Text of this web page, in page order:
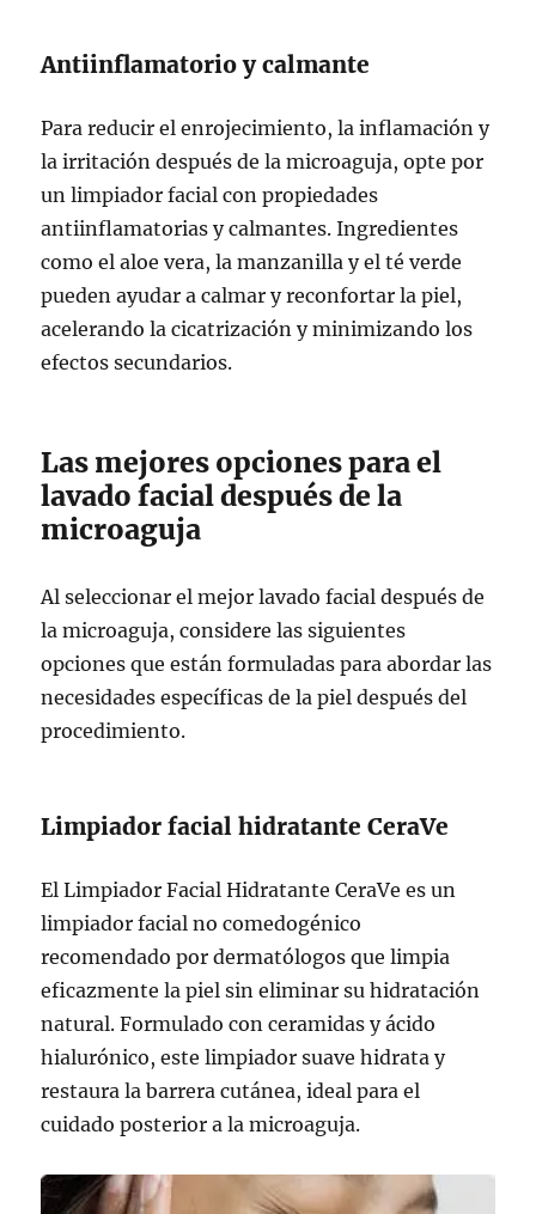
Antiinflamatorio y calmante
Para reducir el enrojecimiento, la inflamación y
la irritación después de la microaguja, opte por
un limpiador facial con propiedades
antiinflamatorias y calmantes. Ingredientes
como el aloe vera, la manzanilla y el té verde
pueden ayudar a calmar y reconfortar la piel,
acelerando la cicatrización y minimizando los
efectos secundarios.
Las mejores opciones para el
lavado facial después de la
microaguja
Al seleccionar el mejor lavado facial después de
la microaguja, considere las siguientes
opciones que están formuladas para abordar las
necesidades específicas de la piel después del
procedimiento.
Limpiador facial hidratante CeraVe
El Limpiador Facial Hidratante CeraVe es un
limpiador facial no comedogénico
recomendado por dermatólogos que limpia
eficazmente la piel sin eliminar su hidratación
natural. Formulado con ceramidas y ácido
hialurónico, este limpiador suave hidrata y
restaura la barrera cutánea, ideal para el
cuidado posterior a la microaguja.